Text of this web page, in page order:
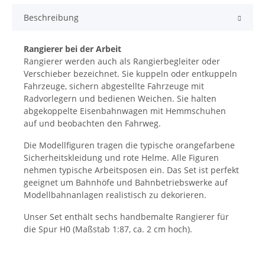
Beschreibung
Rangierer bei der Arbeit
Rangierer werden auch als Rangierbegleiter oder
Verschieber bezeichnet. Sie kuppeln oder entkuppeln
Fahrzeuge, sichern abgestellte Fahrzeuge mit
Radvorlegern und bedienen Weichen. Sie halten
abgekoppelte Eisenbahnwagen mit Hemmschuhen
auf und beobachten den Fahrweg.
Die Modellfiguren tragen die typische orangefarbene
Sicherheitskleidung und rote Helme. Alle Figuren
nehmen typische Arbeitsposen ein. Das Set ist perfekt
geeignet um Bahnhöfe und Bahnbetriebswerke auf
Modellbahnanlagen realistisch zu dekorieren.
Unser Set enthält sechs handbemalte Rangierer für
die Spur H0 (Maßstab 1:87, ca. 2 cm hoch).